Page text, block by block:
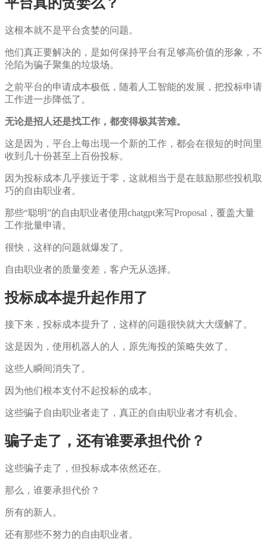
这根本就不是平台贪婪的问题。
他们真正要解决的，是如何保持平台有足够高价值的形象，不
沦陷为骗子聚集的垃圾场。
之前平台的申请成本极低，随着人工智能的发展，把投标申请
工作进一步降低了。
无论是招人还是找工作，都变得极其苦难。
这是因为，平台上每出现一个新的工作，都会在很短的时间里
收到几十份甚至上百份投标。
因为投标成本几乎接近于零，这就相当于是在鼓励那些投机取
巧的自由职业者。
那些“聪明”的自由职业者使用chatgpt来写Proposal，覆盖大量
工作批量申请。
很快，这样的问题就爆发了。
自由职业者的质量变差，客户无从选择。
投标成本提升起作用了
接下来，投标成本提升了，这样的问题很快就大大缓解了。
这是因为，使用机器人的人，原先海投的策略失效了。
这些人瞬间消失了。
因为他们根本支付不起投标的成本。
这些骗子自由职业者走了，真正的自由职业者才有机会。
骗子走了，还有谁要承担代价？
这些骗子走了，但投标成本依然还在。
那么，谁要承担代价？
所有的新人。
还有那些不努力的自由职业者。